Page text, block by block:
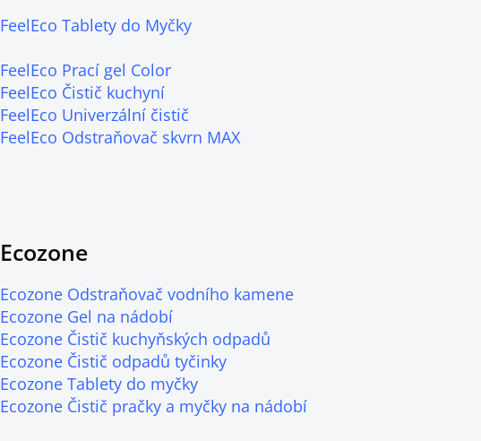
FeelEco Tablety do Myčky
FeelEco Prací gel Color
FeelEco Čistič kuchyní
FeelEco Univerzální čistič
FeelEco Odstraňovač skvrn MAX
Ecozone
Ecozone Odstraňovač vodního kamene
Ecozone Gel na nádobí
Ecozone Čistič kuchyňských odpadů
Ecozone Čistič odpadů tyčinky
Ecozone Tablety do myčky
Ecozone Čistič pračky a myčky na nádobí